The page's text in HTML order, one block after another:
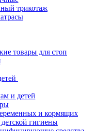
трикотаж
товары для стоп
и детей
и кормящих
гигиены